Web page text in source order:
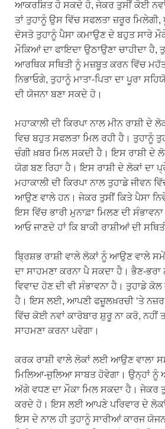
ਆਕਰਸ਼ਿਤ ਹੋ ਸਕਦੇ ਹੋ, ਜੇਕਰ ਤੁਸੀਂ ਕੋਈ
ਤਾਂ ਤੁਹਾਨੂੰ ਉਸ ਵਿੱਚ ਸਫਲਤਾ ਜ਼ਰੂਰ ਮਿਲੇਗੀ,
ਦੋਸਤੋ ਤੁਹਾਨੂੰ ਪੈਸਾ ਕਮਾਉਣ ਦੇ ਬਹੁਤ ਸਾਰੇ
ਮੌਕਿਆਂ ਦਾ ਫਾਇਦਾ ਉਠਾਉਣਾ ਚਾਹੀਦਾ ਹੈ,
ਆਰਥਿਕ ਸਥਿਤੀ ਨੂੰ ਮਜ਼ਬੂਤ ​​​​ਕਰਨ ਵਿੱਚ
ਨਿਭਾਓਗੇ, ਤੁਹਾਨੂੰ ਮਾਤਾ-ਪਿਤਾ ਦਾ ਪੂਰਾ
ਦੀ ਯੋਜਨਾ ਬਣਾ ਸਕਦੇ ਹੋ।
ਮਹਾਕਾਲੀ ਦੀ ਕਿਰਪਾ ਨਾਲ ਮੀਨ ਰਾਸ਼ੀ ਦੇ
ਵਿਚ ਬਹੁਤ ਸਫਲਤਾ ਮਿਲ ਰਹੀ ਹੈ। ਤੁਹਾਨੂੰ
ਚੰਗੀ ਖ਼ਬਰ ਮਿਲ ਸਕਦੀ ਹੈ। ਇਸ ਰਾਸ਼ੀ ਦੇ
ਯੋਗ ਬਣ ਰਿਹਾ ਹੈ। ਇਸ ਰਾਸ਼ੀ ਦੇ ਲੋਕਾਂ ਦਾ
ਮਹਾਕਾਲੀ ਦੀ ਕਿਰਪਾ ਨਾਲ ਤੁਹਾਡੇ ਜੀਵਨ
ਆਉਣ ਵਾਲੇ ਹਨ। ਜੇਕਰ ਤੁਸੀਂ ਕਿਤੇ ਪੈਸਾ
ਇਸ ਵਿੱਚ ਭਾਰੀ ਮੁਨਾਫ਼ਾ ਮਿਲਣ ਦੀ ਸੰਭਾਵਨਾ
ਆਓ ਜਾਣਦੇ ਹਾਂ ਕਿ ਬਾਕੀ ਰਾਸ਼ੀਆਂ ਦੀ
ਬ੍ਰਿਸ਼ਭ ਰਾਸ਼ੀ ਵਾਲੇ ਲੋਕਾਂ ਨੂੰ ਆਉਣ ਵਾਲੇ ਸਮੇਂ
ਦਾ ਸਾਹਮਣਾ ਕਰਨਾ ਪੈ ਸਕਦਾ ਹੈ। ਭੈਣ-
ਵਿਵਾਦ ਹੋਣ ਦੀ ਵੀ ਸੰਭਾਵਨਾ ਹੈ। ਤੁਹਾਡੇ
ਹੈ। ਇਸ ਲਈ, ਆਪਣੀ ਫਜ਼ੂਲਖ਼ਰਚੀ ‘ਤੇ
ਵਿੱਚ ਕੋਈ ਨਵਾਂ ਕਾਰੋਬਾਰ ਸ਼ੁਰੂ ਨਾ ਕਰੋ, ਨਹੀਂ
ਸਾਹਮਣਾ ਕਰਨਾ ਪਵੇਗਾ।
ਕਰਕ ਰਾਸ਼ੀ ਵਾਲੇ ਲੋਕਾਂ ਲਈ ਆਉਣ ਵਾਲਾ
ਮਿਲਿਆ-ਜੁਲਿਆ ਸਾਬਤ ਹੋਵੇਗਾ। ਉਨ੍ਹਾਂ ਨੂੰ
ਅੱਗੇ ਵਧਣ ਦਾ ਮੌਕਾ ਮਿਲ ਸਕਦਾ ਹੈ। ਜੇਕਰ
ਕਰਦੇ ਹੋ। ਇਸ ਲਈ ਆਪਣੇ ਪਰਿਵਾਰ ਦੇ
ਇਸ ਦੇ ਨਾਲ ਹੀ ਤੁਹਾਨੂੰ ਸਾਰੀਆਂ ਕਾਰਜ